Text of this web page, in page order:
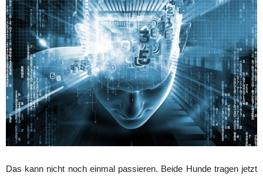
Das kann nicht noch einmal passieren. Beide Hunde tragen jetzt